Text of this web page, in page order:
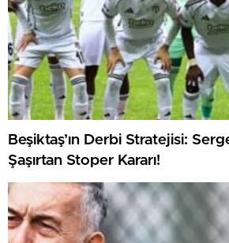
Beşiktaş’ın Derbi Stratejisi:
Şaşırtan Stoper Kararı!